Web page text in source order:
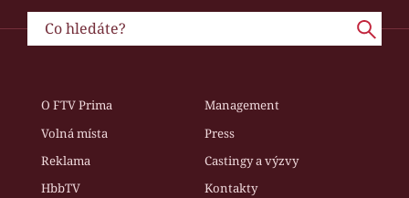
O FTV Prima
Management
Volná místa
Press
Reklama
Castingy a výzvy
HbbTV
Kontakty